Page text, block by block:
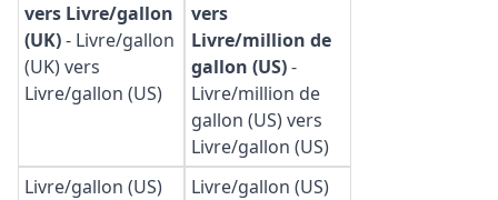
vers Livre/gallon
(UK)- Livre/gallon
(UK) vers
Livre/gallon (US)
vers
Livre/million de
gallon (US)-
Livre/million de
gallon (US) vers
Livre/gallon (US)
Livre/gallon (US)
Livre/gallon (US)